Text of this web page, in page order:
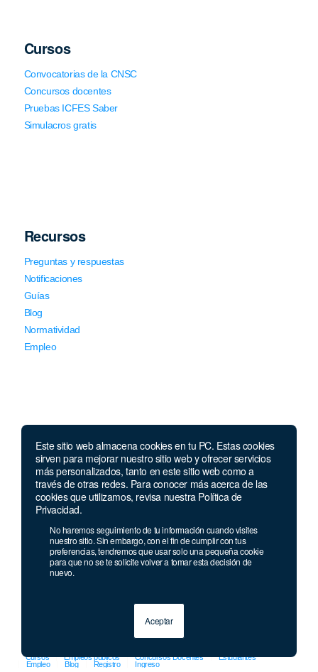
Este sitio web almacena cookies en tu PC. Estas cookies
sirven para mejorar nuestro sitio web y ofrecer servicios
más personalizados, tanto en este sitio web como a
través de otras redes. Para conocer más acerca de las
cookies que utilizamos, revisa nuestra Política de
Privacidad.
No haremos seguimiento de tu información cuando visites
nuestro sitio. Sin embargo, con el fin de cumplir con tus
preferencias, tendremos que usar solo una pequeña cookie
para que no se te solicite volver a tomar esta decisión de
nuevo.
Aceptar
Cursos
Convocatorias de la CNSC
Concursos docentes
Pruebas ICFES Saber
Simulacros gratis
Recursos
Preguntas y respuestas
Notificaciones
Guías
Blog
Normatividad
Empleo
Llámanos
Lunes a jueves de 7 a.m.
a 5:00 p.m. Viernes de
7 a.m. a 4 p.m. Sábados de 8 a.m. a 2 p.m.
Celular y Whatsapp:333 033 40 39
Bogotá:381 92 69
Cursos
Empleos públicos Concursos Docentes
Estudiantes
Empleo
Blog Registro Ingreso